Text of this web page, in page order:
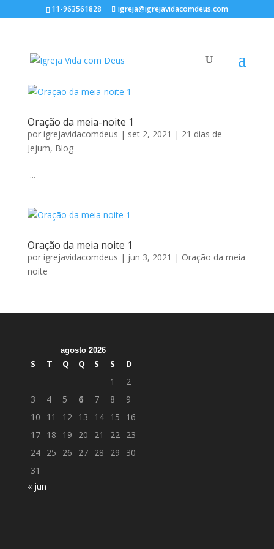
11-963561828 igreja@igrejavidacomdeus.com
Oração da meia-noite 1
por igrejavidacomdeus | set 2, 2021 | 21 dias de
Jejum, Blog
...
Oração da meia noite 1
por igrejavidacomdeus | jun 3, 2021 | Oração da meia
noite
agosto 2026
S T Q Q S S
D
1
2
3
4 5 6 7 8
9
10
11 12 13 14 15
16
17 18 19 20 21 22 23
24 25 26 27 28 29
30
31
« jun